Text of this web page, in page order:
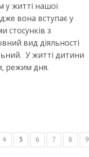
у житті нашої
вона вступає у
стосунків з
вид діяльності
У житті дитини
режим дня.
4 5 6 7 8 9